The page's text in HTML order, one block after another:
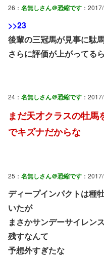
26： 名無しさん＠恐縮です ：
>>23
後輩の三冠馬が見事に駄
さらに評価が上がってる
24： 名無しさん＠恐縮です ：
まだ天才クラスの牡
でキズナだからな
25： 名無しさん＠恐縮です ：
ディープインパクトは種
いたが
まさかサンデーサイレン
残すなんて
予想外すぎたな